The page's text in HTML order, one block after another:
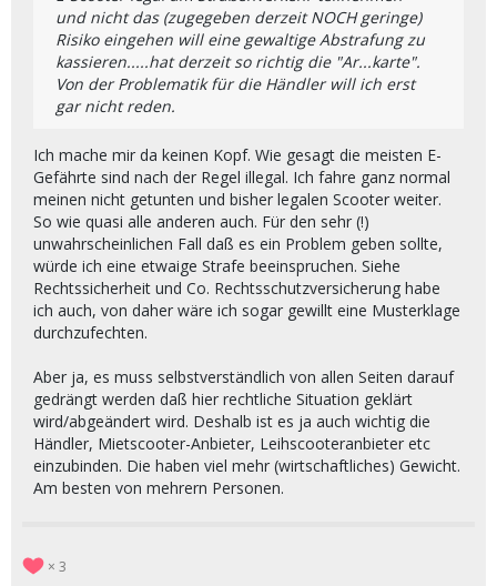
und nicht das (zugegeben derzeit NOCH geringe)
Risiko eingehen will eine gewaltige Abstrafung zu
kassieren.....hat derzeit so richtig die "Ar...karte".
Von der Problematik für die Händler will ich erst
gar nicht reden.
Ich mache mir da keinen Kopf. Wie gesagt die meisten E-
Gefährte sind nach der Regel illegal. Ich fahre ganz normal
meinen nicht getunten und bisher legalen Scooter weiter.
So wie quasi alle anderen auch. Für den sehr (!)
unwahrscheinlichen Fall daß es ein Problem geben sollte,
würde ich eine etwaige Strafe beeinspruchen. Siehe
Rechtssicherheit und Co. Rechtsschutzversicherung habe
ich auch, von daher wäre ich sogar gewillt eine Musterklage
durchzufechten.
Aber ja, es muss selbstverständlich von allen Seiten darauf
gedrängt werden daß hier rechtliche Situation geklärt
wird/abgeändert wird. Deshalb ist es ja auch wichtig die
Händler, Mietscooter-Anbieter, Leihscooteranbieter etc
einzubinden. Die haben viel mehr (wirtschaftliches) Gewicht.
Am besten von mehrern Personen.
3